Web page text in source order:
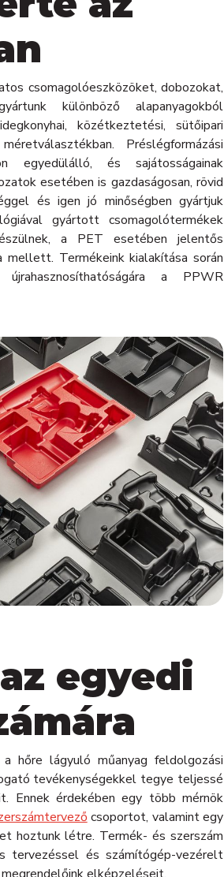
csomagolóeszközöket, dobozokat,
különböző alapanyagokból
közétkeztetési, sütőipari
Préslégformázási
egyedülálló, és sajátosságainak
esetében is gazdaságosan, rövid
és igen jó minőségben gyártjuk
gyártott csomagolótermékek
a PET esetében jelentős
mellett. Termékeink kialakítása során
a PPWR
egyedi
hőre lágyuló műanyag feldolgozási
tevékenységekkel tegye teljessé
Ennek érdekében egy több mérnök
csoportot, valamint egy
hoztunk létre. Termék- és szerszám
tervezéssel és számítógép-vezérelt